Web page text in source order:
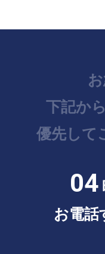
下記か
優先して
04
お電話